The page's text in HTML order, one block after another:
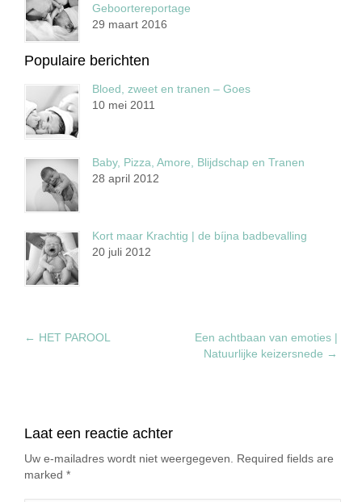
Geboortereportage
29 maart 2016
Populaire berichten
Bloed, zweet en tranen – Goes
10 mei 2011
Baby, Pizza, Amore, Blijdschap en Tranen
28 april 2012
Kort maar Krachtig | de bíjna badbevalling
20 juli 2012
← HET PAROOL
Een achtbaan van emoties |
Natuurlijke keizersnede →
Laat een reactie achter
Uw e-mailadres wordt niet weergegeven. Required fields are
marked *